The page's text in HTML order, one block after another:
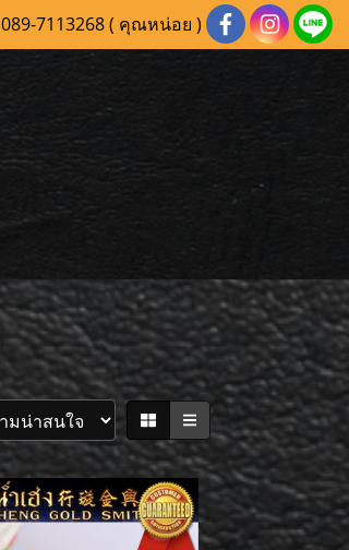
089-7113268 ( คุณหน่อย )